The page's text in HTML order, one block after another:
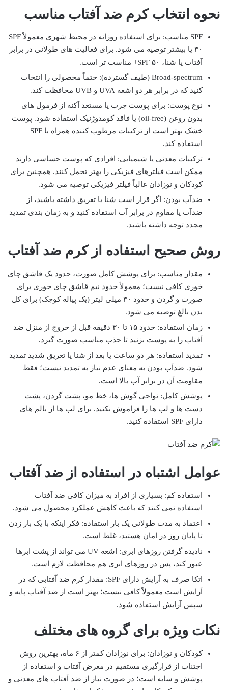
نحوه انتخاب کرم ضد آفتاب مناسب
SPF مناسب: برای استفاده روزانه در محیط شهری معمولاً SPF
۳۰ یا بیشتر توصیه می شود. برای فعالیت های طولانی در برابر
آفتاب یا شنا، SPF ۵۰+ مناسب تر است.
Broad-spectrum (طیف گسترده): حتماً محصولی را انتخاب
کنید که در برابر هر دو اشعه UVA و UVB محافظت کند.
نوع پوست: برای پوست چرب یا مستعد آکنه از فرمول های
بدون روغن (oil-free) یا فاقد کومدوژنیک استفاده شود. پوست
خشک بهتر است از ترکیبات مرطوب کننده همراه با SPF
استفاده کند.
ترکیبات معدنی یا شیمیایی: افرادی که پوست حساسی دارند
ممکن است فیلترهای فیزیکی را بهتر تحمل کنند. همچنین برای
کودکان و نوزادان غالباً فیلتر فیزیکی توصیه می شود.
ضدآب بودن: اگر قرار است شنا یا تعریق داشته باشید، از
ضدآب یا مقاوم در برابر آب استفاده کنید و به زمان بندی تمدید
مجدد توجه داشته باشید.
روش صحیح استفاده از کرم ضد آفتاب
مقدار مناسب: برای پوشش کامل صورت، حدود یک قاشق چای
خوری کافی نیست؛ معمولاً حدود نیم قاشق چای خوری برای
صورت و گردن و حدود ۳۰ میلی لیتر (یک پیاله کوچک) برای کل
بدن بالغ توصیه می شود.
زمان استفاده: حدود ۱۵ تا ۳۰ دقیقه قبل از خروج از منزل ضد
آفتاب را به پوست بزنید تا جذب مناسب صورت گیرد.
تمدید استفاده: هر دو ساعت یا بعد از شنا یا تعریق شدید تمدید
شود. ضدآب بودن به معنای عدم نیاز به تمدید نیست؛ فقط
مقاومت آن در برابر آب بالا است.
پوشش کامل: نواحی گوش ها، خط مو، پشت گردن، پشت
دست ها و لب ها را فراموش نکنید. برای لب ها از بالم های
دارای SPF استفاده کنید.
عوامل اشتباه در استفاده از ضد آفتاب
استفاده کم: بسیاری از افراد به میزان کافی ضد آفتاب
استفاده نمی کنند که باعث کاهش عملکرد محصول می شود.
اعتماد به مدت طولانی یک بار استفاده: فکر اینکه با یک بار زدن
تا پایان روز در امان هستید، غلط است.
نادیده گرفتن روزهای ابری: اشعه UV می تواند از پشت ابرها
عبور کند، پس در روزهای ابری هم محافظت لازم است.
اتکا صرف به آرایش دارای SPF: مقدار کرم ضد آفتابی که در
آرایش است معمولاً کافی نیست؛ بهتر است از ضد آفتاب پایه و
سپس آرایش استفاده شود.
نکات ویژه برای گروه های مختلف
کودکان و نوزادان: برای نوزادان کمتر از ۶ ماه، بهترین روش
اجتناب از قرارگیری مستقیم در معرض آفتاب و استفاده از
پوشش و سایه است؛ در صورت نیاز از ضد آفتاب های معدنی و